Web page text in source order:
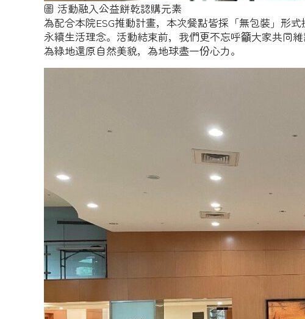
圖 活動融入公益餅乾認購元素
為配合本院ESG推動計畫，本次餐點皆採「無包裝」形
永續生活理念。活動結束前，我們更不忘呼籲大家共同
為綠地還原自然美貌，為地球盡一份心力。